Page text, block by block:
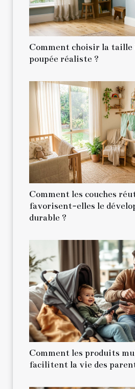
Comment choisir la taille
poupée réaliste ?
Comment les couches
favorisent-elles le
durable ?
Comment les produits
facilitent la vie des